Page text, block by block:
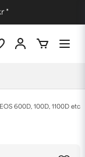
*
600D, 100D, 1100D etc